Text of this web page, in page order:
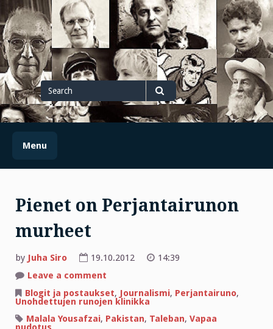
Skip
to
content
Search
for
Search
Menu
Pienet on Perjantairunon
murheet
by Juha Siro 19.10.2012
14:39
Leave a comment
on
Perjantairunon
Blogit ja postaukset, Journalismi, Perjantairuno,
Unohdettujen runojen klinikka
Malala Yousafzai, Pakistan, Taleban, Vapaa